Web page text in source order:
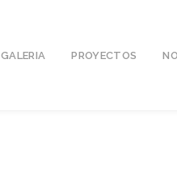
GALERIA PROYECTOS